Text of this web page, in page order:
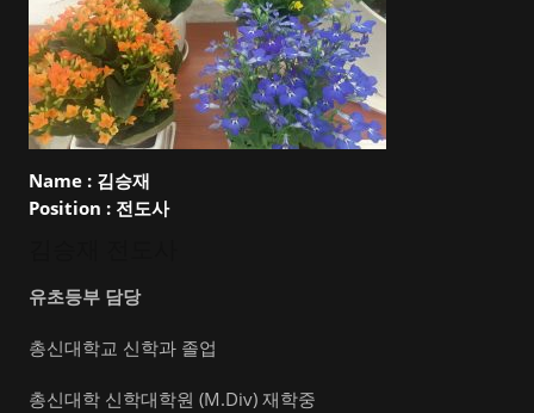
Name : 김승재
Position : 전도사
유초등부 담당
총신대학교 신학과 졸업
총신대학 신학대학원 (M.Div) 재학중